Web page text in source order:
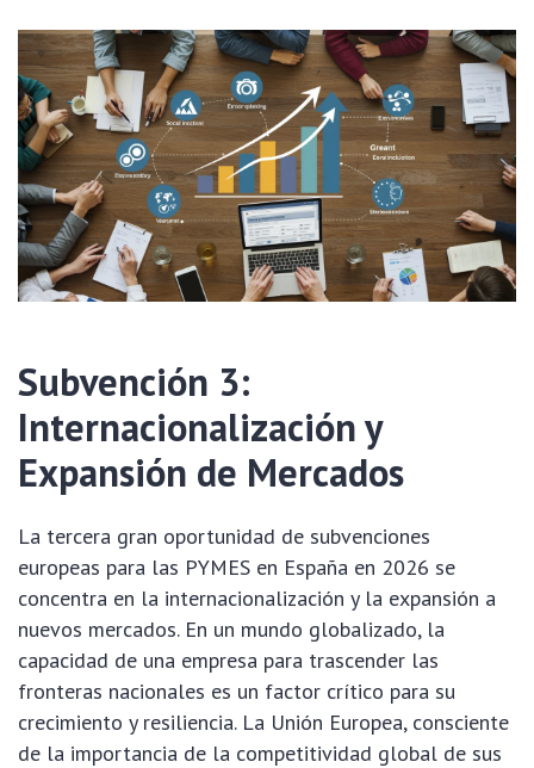
Subvención 3:
Internacionalización y
Expansión de Mercados
La tercera gran oportunidad de subvenciones
europeas para las PYMES en España en 2026 se
concentra en la internacionalización y la expansión a
nuevos mercados. En un mundo globalizado, la
capacidad de una empresa para trascender las
fronteras nacionales es un factor crítico para su
crecimiento y resiliencia. La Unión Europea, consciente
de la importancia de la competitividad global de sus